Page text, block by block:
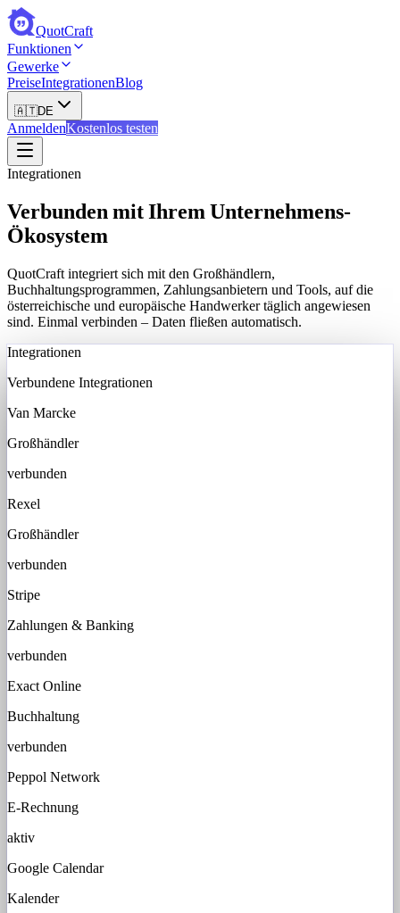
QuotCraft
Funktionen
Gewerke
PreiseIntegrationenBlog
🇦🇹DE
AnmeldenKostenlos testen
Integrationen
Verbunden mit Ihrem Unternehmens-
Ökosystem
QuotCraft integriert sich mit den Großhändlern,
Buchhaltungsprogrammen, Zahlungsanbietern und Tools, auf die
österreichische und europäische Handwerker täglich angewiesen
sind. Einmal verbinden – Daten fließen automatisch.
Integrationen
Verbundene Integrationen
Van Marcke
Großhändler
verbunden
Rexel
Großhändler
verbunden
Stripe
Zahlungen & Banking
verbunden
Exact Online
Buchhaltung
verbunden
Peppol Network
E-Rechnung
aktiv
Google Calendar
Kalender